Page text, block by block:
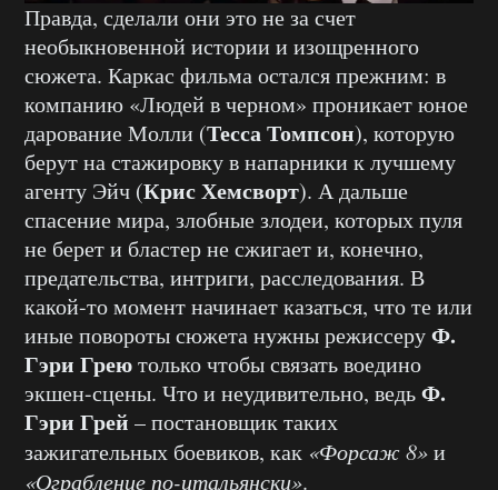
Правда, сделали они это не за счет
необыкновенной истории и изощренного
сюжета. Каркас фильма остался прежним: в
компанию «Людей в черном» проникает юное
дарование Молли (Тесса Томпсон), которую
берут на стажировку в напарники к лучшему
агенту Эйч (Крис Хемсворт). А дальше
спасение мира, злобные злодеи, которых пуля
не берет и бластер не сжигает и, конечно,
предательства, интриги, расследования. В
какой-то момент начинает казаться, что те или
иные повороты сюжета нужны режиссеруФ.
Гэри Греютолько чтобы связать воедино
экшен-сцены. Что и неудивительно, ведьФ.
Гэри Грей – постановщик таких
зажигательных боевиков, как «Форсаж 8»и
«Ограбление по-итальянски».